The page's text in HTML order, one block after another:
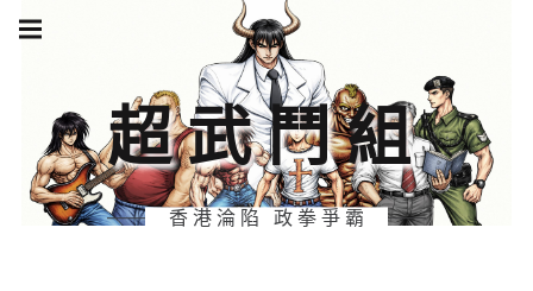
Skip
超武鬥組
香港淪陷 政拳爭霸
navigation